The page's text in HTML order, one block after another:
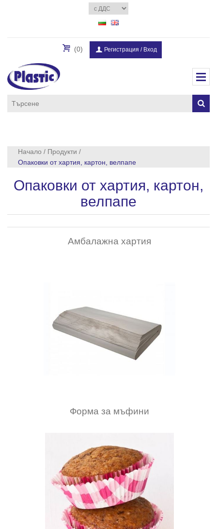
(0) Регистрация / Вход
Начало / Продукти /
Опаковки от хартия, картон, велпапе
Опаковки от хартия, картон,
велпапе
Амбалажна хартия
Форма за мъфини